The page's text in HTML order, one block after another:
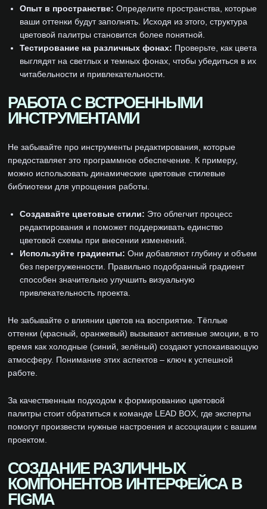
Опыт в пространстве: Определите пространства, которые
ваши оттенки будут заполнять. Исходя из этого, структура
цветовой палитры становится более понятной.
Тестирование на различных фонах: Проверьте, как цвета
выглядят на светлых и темных фонах, чтобы убедиться в их
читабельности и привлекательности.
РАБОТА С ВСТРОЕННЫМИ
ИНСТРУМЕНТАМИ
Не забывайте про инструменты редактирования, которые
предоставляет это программное обеспечение. К примеру,
можно использовать динамические цветовые стилевые
библиотеки для упрощения работы.
Создавайте цветовые стили: Это облегчит процесс
редактирования и поможет поддерживать единство
цветовой схемы при внесении изменений.
Используйте градиенты: Они добавляют глубину и объем
без перегруженности. Правильно подобранный градиент
способен значительно улучшить визуальную
привлекательность проекта.
Не забывайте о влиянии цветов на восприятие. Тёплые
оттенки (красный, оранжевый) вызывают активные эмоции, в то
время как холодные (синий, зелёный) создают успокаивающую
атмосферу. Понимание этих аспектов – ключ к успешной
работе.
За качественным подходом к формированию цветовой
палитры стоит обратиться к команде LEAD BOX, где эксперты
помогут произвести нужные настроения и ассоциации с вашим
проектом.
СОЗДАНИЕ РАЗЛИЧНЫХ
КОМПОНЕНТОВ ИНТЕРФЕЙСА В
FIGMA